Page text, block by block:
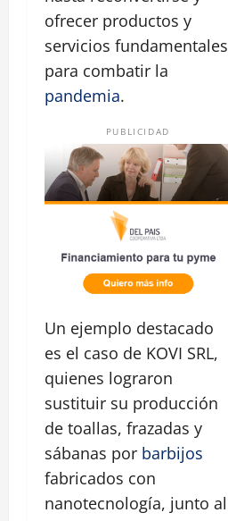
ofrecer productos y
servicios fundamentales
para combatir la
pandemia.
PUBLICIDAD
Un ejemplo destacado
es el caso de KOVI SRL,
quienes lograron
sustituir su producción
de toallas, frazadas y
sábanas por barbijos
fabricados con
nanotecnología, junto al